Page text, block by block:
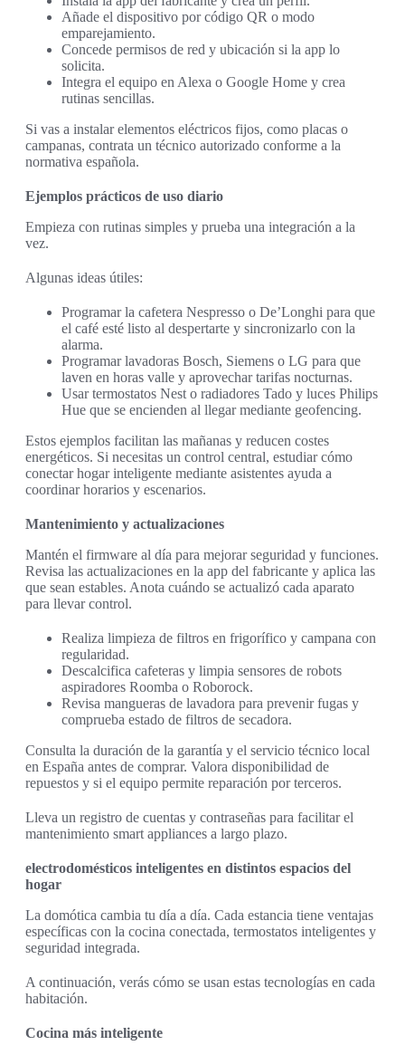
Añade el dispositivo por código QR o modo
emparejamiento.
Concede permisos de red y ubicación si la app lo
solicita.
Integra el equipo en Alexa o Google Home y crea
rutinas sencillas.
Si vas a instalar elementos eléctricos fijos, como placas o
campanas, contrata un técnico autorizado conforme a la
normativa española.
Ejemplos prácticos de uso diario
Empieza con rutinas simples y prueba una integración a la
vez.
Algunas ideas útiles:
Programar la cafetera Nespresso o De’Longhi para que
el café esté listo al despertarte y sincronizarlo con la
alarma.
Programar lavadoras Bosch, Siemens o LG para que
laven en horas valle y aprovechar tarifas nocturnas.
Usar termostatos Nest o radiadores Tado y luces Philips
Hue que se encienden al llegar mediante geofencing.
Estos ejemplos facilitan las mañanas y reducen costes
energéticos. Si necesitas un control central, estudiar cómo
conectar hogar inteligente mediante asistentes ayuda a
coordinar horarios y escenarios.
Mantenimiento y actualizaciones
Mantén el firmware al día para mejorar seguridad y funciones.
Revisa las actualizaciones en la app del fabricante y aplica las
que sean estables. Anota cuándo se actualizó cada aparato
para llevar control.
Realiza limpieza de filtros en frigorífico y campana con
regularidad.
Descalcifica cafeteras y limpia sensores de robots
aspiradores Roomba o Roborock.
Revisa mangueras de lavadora para prevenir fugas y
comprueba estado de filtros de secadora.
Consulta la duración de la garantía y el servicio técnico local
en España antes de comprar. Valora disponibilidad de
repuestos y si el equipo permite reparación por terceros.
Lleva un registro de cuentas y contraseñas para facilitar el
mantenimiento smart appliances a largo plazo.
electrodomésticos inteligentes en distintos espacios del
hogar
La domótica cambia tu día a día. Cada estancia tiene ventajas
específicas con la cocina conectada, termostatos inteligentes y
seguridad integrada.
A continuación, verás cómo se usan estas tecnologías en cada
habitación.
Cocina más inteligente